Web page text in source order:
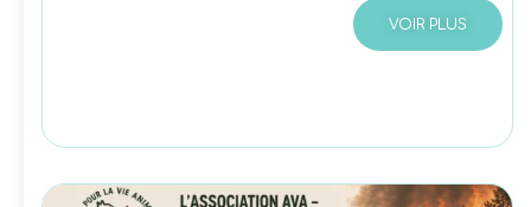
VOIR PLUS